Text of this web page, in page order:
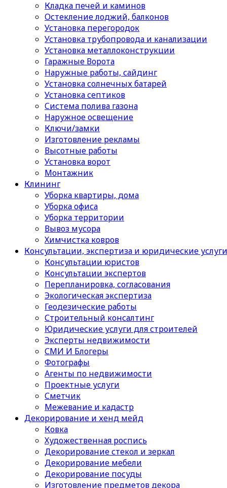
Кладка печей и каминов
Остекление лоджий, балконов
Установка перегородок
Установка трубопровода и канализации
Установка металлоконструкции
Гаражные Ворота
Наружные работы, сайдинг
Установка солнечных батарей
Установка септиков
Cистема полива газона
Наружное освещение
Ключи/замки
Изготовление рекламы
Высотные работы
Установка ворот
Монтажник
Клининг
Уборка квартиры, дома
Уборка офиса
Уборка территории
Вывоз мусора
Химчистка ковров
Консультации, экспертиза и юридические услуги
Консультации юристов
Консультации экспертов
Перепланировка, согласования
Экологическая экспертиза
Геодезические работы
Строительный консалтинг
Юридические услуги для строителей
Эксперты недвижимости
СМИ И Блогеры
Фотографы
Агенты по недвижимости
Проектные услуги
Сметчик
Межевание и кадастр
Декорирование и хенд мейд
Ковка
Художественная роспись
Декорирование стекол и зеркал
Декорирование мебели
Декорирование посуды
Изготовление предметов декора